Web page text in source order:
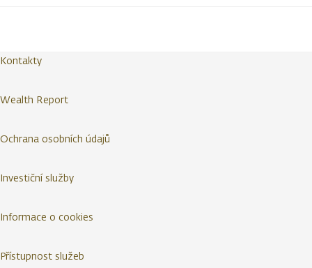
Kontakty
Wealth Report
Ochrana osobních údajů
Investiční služby
Informace o cookies
Přístupnost služeb